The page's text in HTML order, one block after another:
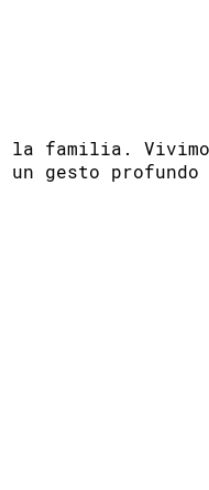
familia.
un gesto